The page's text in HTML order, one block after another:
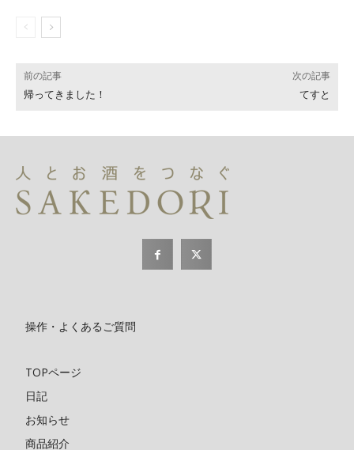
前の記事
帰ってきました！
次の記事
てすと
操作・よくあるご質問
TOPページ
日記
お知らせ
商品紹介